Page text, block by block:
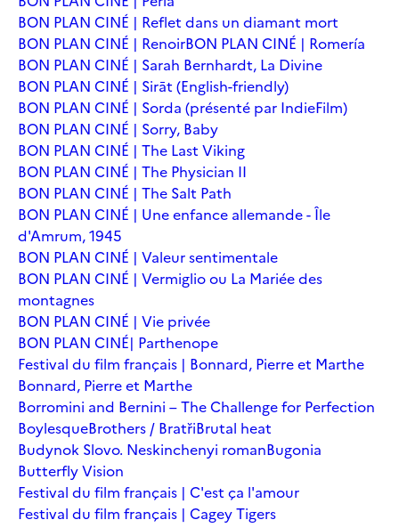
BON PLAN CINÉ | Reflet dans un diamant mort
BON PLAN CINÉ | RenoirBON PLAN CINÉ | Romería
BON PLAN CINÉ | Sarah Bernhardt, La Divine
BON PLAN CINÉ | Sirāt (English-friendly)
BON PLAN CINÉ | Sorda (présenté par IndieFilm)
BON PLAN CINÉ | Sorry, Baby
BON PLAN CINÉ | The Last Viking
BON PLAN CINÉ | The Physician II
BON PLAN CINÉ | The Salt Path
BON PLAN CINÉ | Une enfance allemande - Île
d'Amrum, 1945
BON PLAN CINÉ | Valeur sentimentale
BON PLAN CINÉ | Vermiglio ou La Mariée des
montagnes
BON PLAN CINÉ | Vie privée
BON PLAN CINÉ| Parthenope
Festival du film français | Bonnard, Pierre et Marthe
Bonnard, Pierre et Marthe
Borromini and Bernini – The Challenge for Perfection
BoylesqueBrothers / BratřiBrutal heat
Budynok Slovo. Neskinchenyi romanBugonia
Butterfly Vision
Festival du film français | C'est ça l'amour
Festival du film français | Cagey Tigers